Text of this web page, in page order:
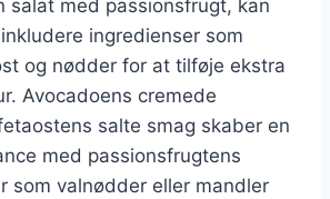
salat med passionsfrugt, kan
ingredienser som
og nødder for at tilføje ekstra
Avocadoens cremede
salte smag skaber en
med passionsfrugtens
som valnødder eller mandler